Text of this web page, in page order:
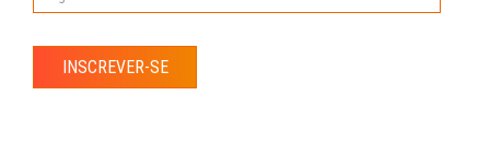
INSCREVER-SE